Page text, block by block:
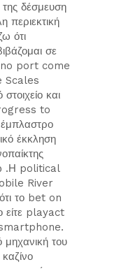
της δέσμευση
περιεκτική
ότι
σε
port come
Scales
και
to
έκκληση
.Η political
River
το bet on
είτε playact
smartphone.
μηχανική του